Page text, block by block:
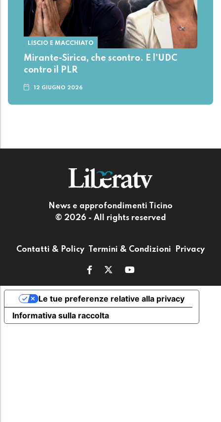
LISCIO E MACCHIATO
Mirante-Sirica, che scontro. E l'UDC
contro il PLR
12 GIUGNO 2026
News e approfondimenti Ticino
© 2026 - All rights reserved
Contatti & Policy Termini & Condizioni Privacy
Informativa sulla raccolta
Le tue preferenze relative alla privacy